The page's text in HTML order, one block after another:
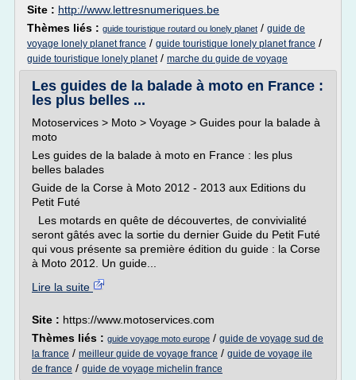
Site : http://www.lettresnumeriques.be
Thèmes liés : guide touristique routard ou lonely planet / guide de
voyage lonely planet france / guide touristique lonely planet france /
guide touristique lonely planet/ marche du guide de voyage
Les guides de la balade à moto en France :
les plus belles ...
Motoservices > Moto > Voyage > Guides pour la balade à
moto
Les guides de la balade à moto en France : les plus
belles balades
Guide de la Corse à Moto 2012 - 2013 aux Editions du
Petit Futé
Les motards en quête de découvertes, de convivialité
seront gâtés avec la sortie du dernier Guide du Petit Futé
qui vous présente sa première édition du guide : la Corse
à Moto 2012. Un guide...
Lire la suite
Site : https://www.motoservices.com
Thèmes liés : guide voyage moto europe / guide de voyage sud de
la france / meilleur guide de voyage france / guide de voyage ile
de france / guide de voyage michelin france